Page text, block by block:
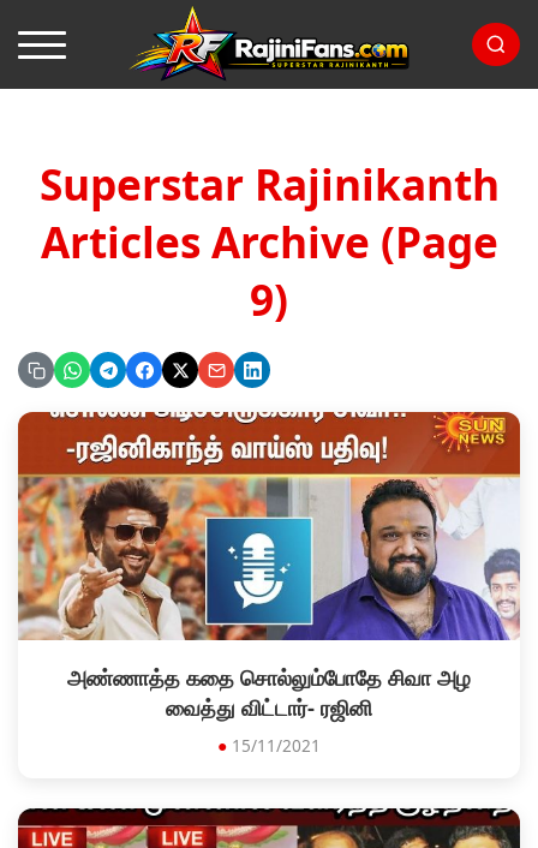
Superstar Rajinikanth
Articles Archive (Page
9)
அண்ணாத்த கதை சொல்லும்போதே சிவா அழ
வைத்து விட்டார்- ரஜினி
● 15/11/2021